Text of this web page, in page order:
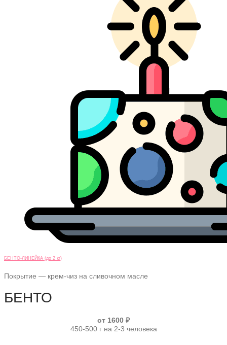
БЕНТО-ЛИНЕЙКА (до 2 кг)
Покрытие — крем-чиз на сливочном масле
БЕНТО
от 1600 ₽
450-500 г на 2-3 человека